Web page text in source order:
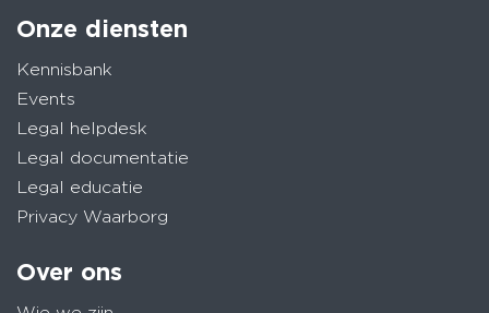
Onze diensten
Kennisbank
Events
Legal helpdesk
Legal documentatie
Legal educatie
Privacy Waarborg
Over ons